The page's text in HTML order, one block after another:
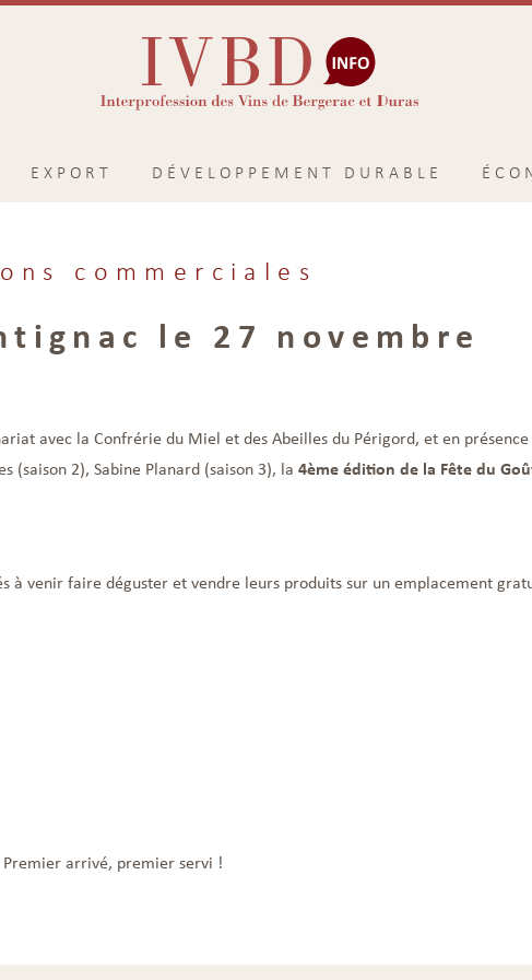
EXPORT DÉVELOPPEMENT DURABLE
commerciales
le 27 novembre
avec la Confrérie du Miel et des Abeilles du Périgord, et en
(saison 2), Sabine Planard (saison 3), la 4ème édition de la Fête du
à venir faire déguster et vendre leurs produits sur un emplacement
Premier arrivé, premier servi !